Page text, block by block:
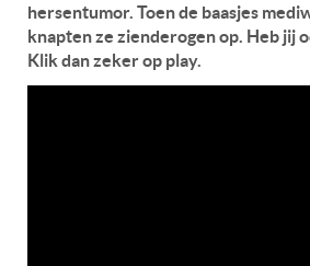
hersentumor. Toen de baasjes
knapten ze zienderogen op. Heb jij
Klik dan zeker op play.